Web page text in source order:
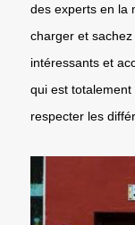
des experts en la
charger et
intéressants et
qui est
respecter les